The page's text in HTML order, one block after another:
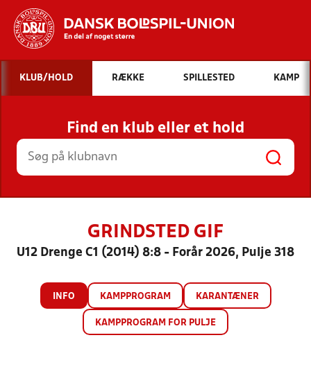
Hvad vil du søge efter?
INDHOLD OG NYHEDER
STILLINGER, RESULTATER, KLUBBER OG
HOLD
KLUB/HOLD RÆKKE SPILLESTED KAMP
Find en klub eller et hold
GRINDSTED GIF
U12 Drenge C1 (2014) 8:8 - Forår 2026, Pulje 318
INFO KAMPPROGRAM KARANTÆNER
KAMPPROGRAM FOR PULJE